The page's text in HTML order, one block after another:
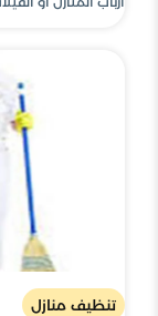
تنظيف منازل